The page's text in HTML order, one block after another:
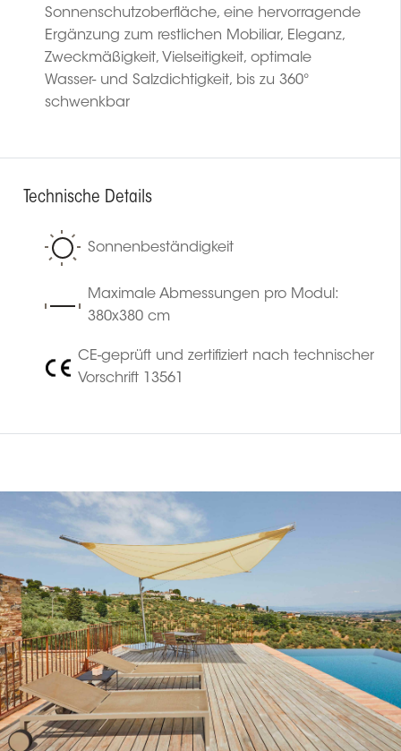
Sonnenschutzoberfläche, eine hervorragende
Ergänzung zum restlichen Mobiliar, Eleganz,
Zweckmäßigkeit, Vielseitigkeit, optimale
Wasser- und Salzdichtigkeit, bis zu 360°
schwenkbar
Technische Details
Sonnenbeständigkeit
Maximale Abmessungen pro Modul:
380x380 cm
CE-geprüft und zertifiziert nach technischer
Vorschrift 13561